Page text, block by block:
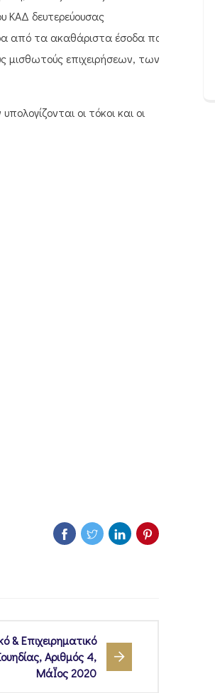
ΚΑΔ δευτερεύουσας
από τα ακαθάριστα έσοδα που
μισθωτούς επιχειρήσεων, των
οι τόκοι και οι
& Επιχειρηματικό
Αριθμός 4,
ΜάΪος 2020